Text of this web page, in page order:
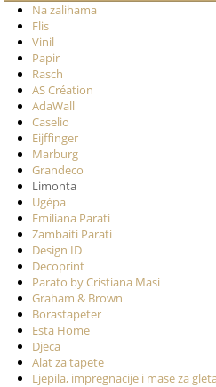
Na zalihama
Flis
Vinil
Papir
Rasch
AS Création
AdaWall
Caselio
Eijffinger
Marburg
Grandeco
Limonta
Ugépa
Emiliana Parati
Zambaiti Parati
Design ID
Decoprint
Parato by Cristiana Masi
Graham & Brown
Borastapeter
Esta Home
Djeca
Alat za tapete
Ljepila, impregnacije i mase za